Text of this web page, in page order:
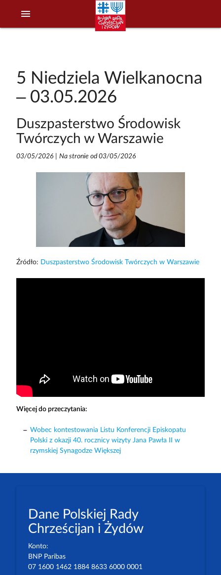
menu
5 Niedziela Wielkanocna
– 03.05.2026
Duszpasterstwo Środowisk
Twórczych w Warszawie
03/05/2026| Na stronie od 03/05/2026
Źródło: Duszpasterstwo Środowisk Twórczych w Warszawie
Więcej do przeczytania:
Wobec kontestowania Listu Konferencji Episkopatu
Polski z okazji 40. rocznicy wizyty Jana Pawła II w
rzymskiej Synagodze Większej
Dane Polskiej Rady
Chrześcijan i Żydów
Konto:
BNP Paribas
07 1600 1462 1884 8633 6000 0001